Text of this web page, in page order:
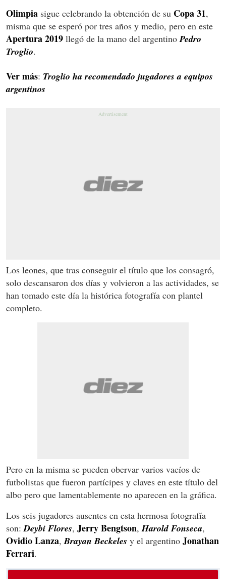
Olimpia sigue celebrando la obtención de su Copa 31,
misma que se esperó por tres años y medio, pero en este
Apertura 2019 llegó de la mano del argentinoPedro
Troglio.
Ver más: Troglio ha recomendado jugadores a equipos
argentinos
Los leones, que tras conseguir el título que los consagró,
solo descansaron dos días y volvieron a las actividades, se
han tomado este día la histórica fotografía con plantel
completo.
Pero en la misma se pueden obervar varios vacíos de
futbolistas que fueron partícipes y claves en este título del
albo pero que lamentablemente no aparecen en la gráfica.
Los seis jugadores ausentes en esta hermosa fotografía
son:Deybi Flores, Jerry Bengtson,Harold Fonseca,
Ovidio Lanza,Brayan Beckeles y el argentino Jonathan
Ferrari.